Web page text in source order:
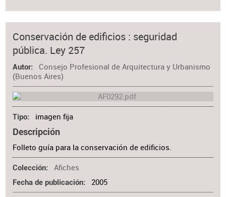
Conservación de edificios : seguridad
pública. Ley 257
Autor
Consejo Profesional de Arquitectura y Urbanismo
(Buenos Aires)
Tipo imagen fija
Descripción
Folleto guía para la conservación de edificios.
Colección Afiches
Fecha de publicación 2005